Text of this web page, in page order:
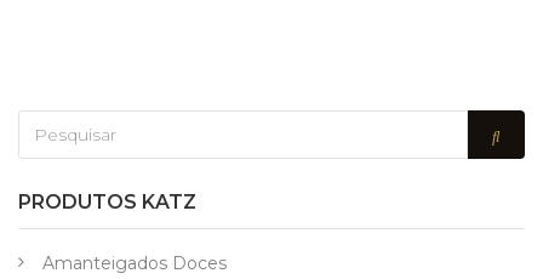
PRODUTOS KATZ
Amanteigados Doces